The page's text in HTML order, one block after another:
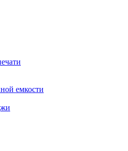
емкости